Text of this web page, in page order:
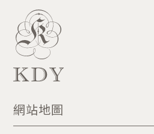
網站地圖